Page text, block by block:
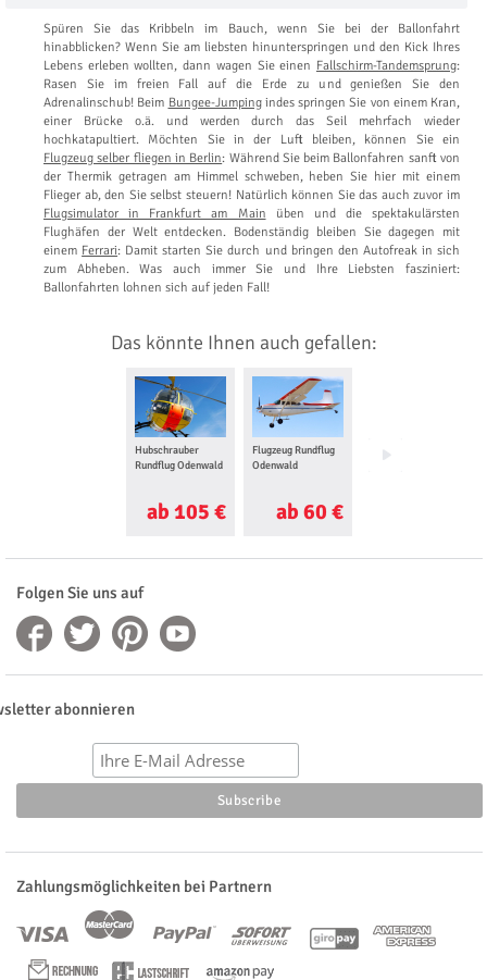
Spüren Sie das Kribbeln im Bauch, wenn Sie bei der Ballonfahrt
hinabblicken? Wenn Sie am liebsten hinunterspringen und den Kick Ihres
Lebens erleben wollten, dann wagen Sie einen Fallschirm-Tandemsprung:
Rasen Sie im freien Fall auf die Erde zu und genießen Sie den
Adrenalinschub! Beim Bungee-Jumpingindes springen Sie von einem Kran,
einer Brücke o.ä. und werden durch das Seil mehrfach wieder
hochkatapultiert. Möchten Sie in der Luft bleiben, können Sie ein
Flugzeug selber fliegen in Berlin: Während Sie beim Ballonfahren sanft von
der Thermik getragen am Himmel schweben, heben Sie hier mit einem
Flieger ab, den Sie selbst steuern! Natürlich können Sie das auch zuvor im
Flugsimulator in Frankfurt am Main üben und die spektakulärsten
Flughäfen der Welt entdecken. Bodenständig bleiben Sie dagegen mit
einem Ferrari: Damit starten Sie durch und bringen den Autofreak in sich
zum Abheben. Was auch immer Sie und Ihre Liebsten fasziniert:
Ballonfahrten lohnen sich auf jeden Fall!
Das könnte Ihnen auch gefallen:
Hubschrauber
Rundflug Odenwald
ab 105 €
Flugzeug Rundflug
Odenwald
ab 60 €
Flugzeug selber
Folgen Sie uns auf
abonnieren
Zahlungsmöglichkeiten bei Partnern